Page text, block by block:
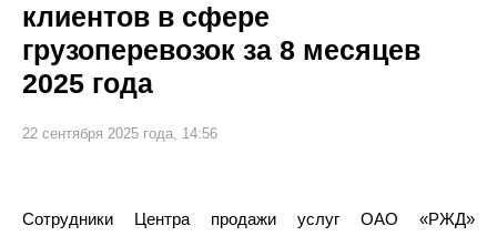
клиентов в сфере
грузоперевозок за 8 месяцев
2025 года
22 сентября 2025 года, 14:56
Сотрудники Центра продажи услуг ОАО «РЖД»